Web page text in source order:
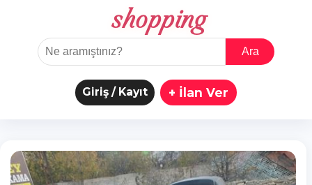
shopping
Ara
Giriş / Kayıt + İlan Ver